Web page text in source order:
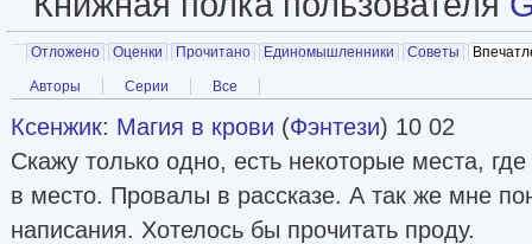
Главные вкладки
Отложено Оценки Прочитано Единомышленники Советы
Вторичные вкладки
Авторы Серии Все
Ксенжик: Магия в крови (Фэнтези) 10 02
Скажу только одно, есть некоторые места,
в место. Провалы в рассказе. А так же мне
написания. Хотелось бы прочитать проду.